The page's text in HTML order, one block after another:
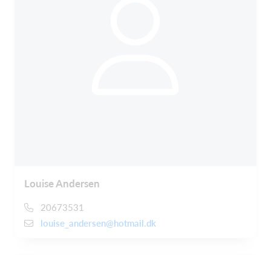
Louise Andersen
20673531
louise_andersen@hotmail.dk